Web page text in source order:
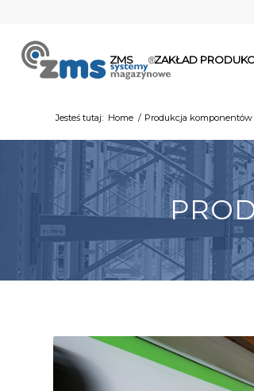
ZMS ZAKŁAD
Jesteś tutaj: Home / Produkcja